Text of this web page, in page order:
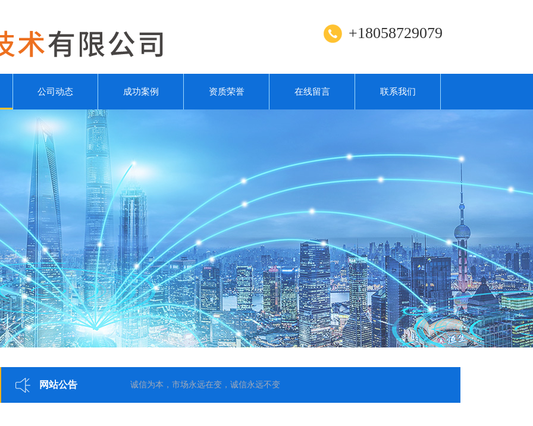
+18058729079
公司动态 成功案例 资质荣誉 在线留言 联系我们
网站公告 诚信为本，市场永远在变，诚信永远不变